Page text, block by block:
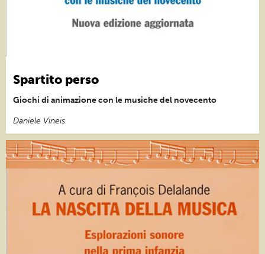
Spartito perso
Giochi di animazione con le musiche del novecento
Daniele Vineis